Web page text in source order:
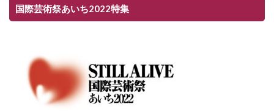
国際芸術祭あいち2022特集